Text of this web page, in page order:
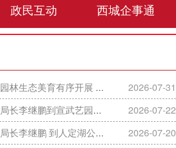
政民互动 西城企事通
序开展 多彩实践活动点亮缤纷暑假
2026-07-31
鹏到宣武艺园调研指导工作
2026-07-22
鹏 到人定湖公园调研指导工作
2026-07-20